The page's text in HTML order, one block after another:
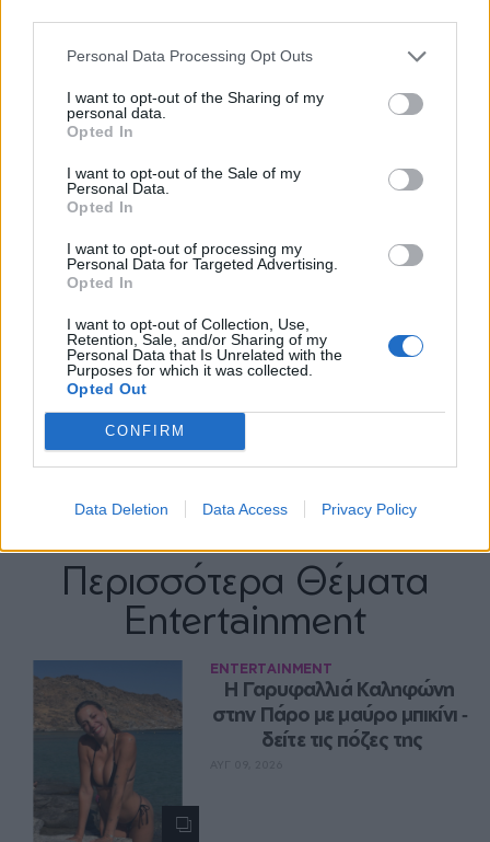
Personal Data Processing Opt Outs
I want to opt-out of the Sharing of my
personal data.
Opted In
I want to opt-out of the Sale of my
Personal Data.
Opted In
I want to opt-out of processing my
Personal Data for Targeted Advertising.
Opted In
I want to opt-out of Collection, Use,
Retention, Sale, and/or Sharing of my
Personal Data that Is Unrelated with the
Purposes for which it was collected.
Opted Out
CONFIRM
Data Deletion Data Access Privacy Policy
Περισσότερα Θέματα
Entertainment
ENTERTAINMENT
Η Γαρυφαλλιά Καληφώνη
στην Πάρο με μαύρο μπικίνι ‑
δείτε τις πόζες της